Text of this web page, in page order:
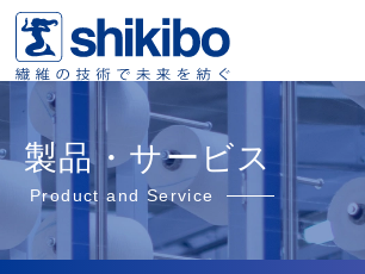
製品・サービス
Product and Service